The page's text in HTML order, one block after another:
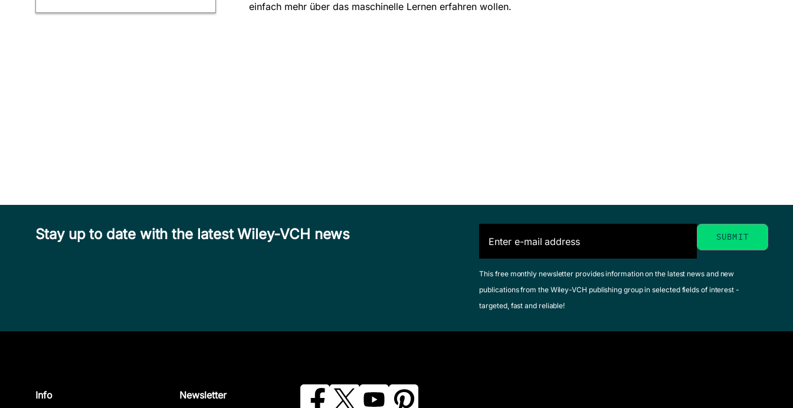
einfach mehr über das maschinelle Lernen erfahren wollen.
Stay up to date with the latest Wiley-VCH news
This free monthly newsletter provides information on the latest news and new
publications from the Wiley-VCH publishing group in selected fields of interest -
targeted, fast and reliable!
Info Newsletter